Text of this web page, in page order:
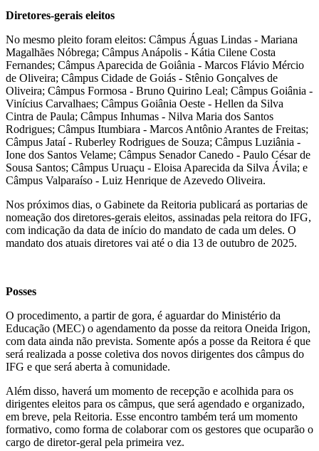
Diretores-gerais eleitos
No mesmo pleito foram eleitos: Câmpus Águas Lindas - Mariana
Magalhães Nóbrega; Câmpus Anápolis - Kátia Cilene Costa
Fernandes; Câmpus Aparecida de Goiânia - Marcos Flávio Mércio
de Oliveira; Câmpus Cidade de Goiás - Stênio Gonçalves de
Oliveira; Câmpus Formosa - Bruno Quirino Leal; Câmpus Goiânia -
Vinícius Carvalhaes; Câmpus Goiânia Oeste - Hellen da Silva
Cintra de Paula; Câmpus Inhumas - Nilva Maria dos Santos
Rodrigues; Câmpus Itumbiara - Marcos Antônio Arantes de Freitas;
Câmpus Jataí - Ruberley Rodrigues de Souza; Câmpus Luziânia -
Ione dos Santos Velame; Câmpus Senador Canedo - Paulo César de
Sousa Santos; Câmpus Uruaçu - Eloisa Aparecida da Silva Ávila; e
Câmpus Valparaíso - Luiz Henrique de Azevedo Oliveira.
Nos próximos dias, o Gabinete da Reitoria publicará as portarias de
nomeação dos diretores-gerais eleitos, assinadas pela reitora do IFG,
com indicação da data de início do mandato de cada um deles. O
mandato dos atuais diretores vai até o dia 13 de outubro de 2025.
Posses
O procedimento, a partir de gora, é aguardar do Ministério da
Educação (MEC) o agendamento da posse da reitora Oneida Irigon,
com data ainda não prevista. Somente após a posse da Reitora é que
será realizada a posse coletiva dos novos dirigentes dos câmpus do
IFG e que será aberta à comunidade.
Além disso, haverá um momento de recepção e acolhida para os
dirigentes eleitos para os câmpus, que será agendado e organizado,
em breve, pela Reitoria. Esse encontro também terá um momento
formativo, como forma de colaborar com os gestores que ocuparão o
cargo de diretor-geral pela primeira vez.